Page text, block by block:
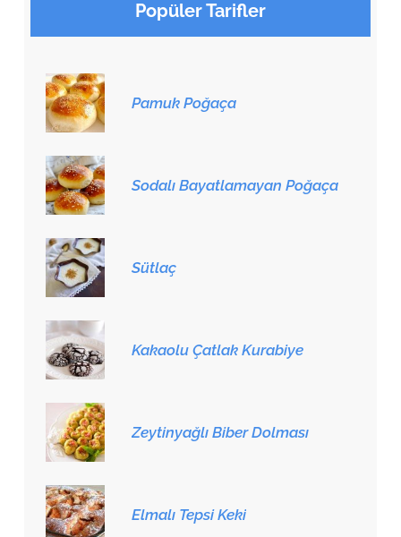
Popüler Tarifler
Pamuk Poğaça
Sodalı Bayatlamayan Poğaça
Sütlaç
Kakaolu Çatlak Kurabiye
Zeytinyağlı Biber Dolması
Elmalı Tepsi Keki